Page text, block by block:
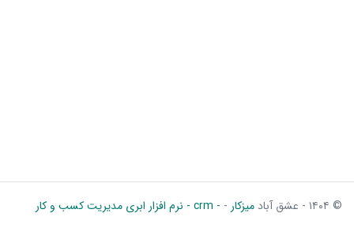
© ۱۴۰۴ - عشق آباد میزکار - - crm - نرم افزار ابری مدیریت کسب و کار